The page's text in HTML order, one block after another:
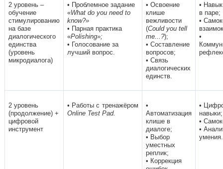
2 уровень –
обучение
стимулированию
на базе
диалогического
единства
(уровень
микродиалога)
• Проблемное задание
«What do you need to
know?»
• Парная практика
«Polishing»;
• Голосование за
лучший вопрос.
• Освоение
клише
вежливости
(Could you tell
me...?);
• Составление
вопросов;
• Связь
диалогических
единств.
•
в паре;
•
•
2 уровень
(продолжение) +
цифровой
инструмент
• Работы с тренажёром
Online Test Pad.
•
Автоматизация
клише в
диалоге;
• Выбор
уместных
реплик;
• Коррекция
•
навыки;
•
•
умения.